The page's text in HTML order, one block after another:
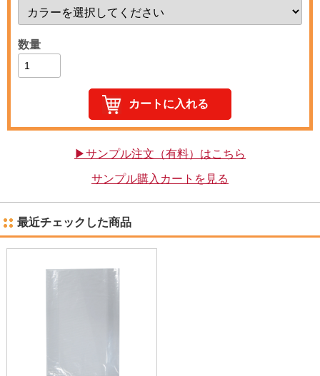
数量
▶サンプル注文（有料）はこちら
サンプル購入カートを見る
最近チェックした商品